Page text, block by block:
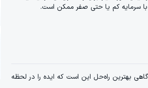
با سرمایه کم یا حتی صفر ممکن است.
گاهی بهترین راه‌حل این است که ایده را در لحظه